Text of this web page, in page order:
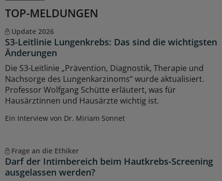
TOP-MELDUNGEN
Update 2026
S3-Leitlinie Lungenkrebs: Das sind die wichtigsten
Änderungen
Die S3-Leitlinie „Prävention, Diagnostik, Therapie und
Nachsorge des Lungenkarzinoms“ wurde aktualisiert.
Professor Wolfgang Schütte erläutert, was für
Hausärztinnen und Hausärzte wichtig ist.
Ein Interview von Dr. Miriam Sonnet
Frage an die Ethiker
Darf der Intimbereich beim Hautkrebs-Screening
ausgelassen werden?